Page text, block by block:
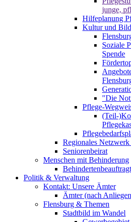
junge,
Hilfeplanung
Kultur und
Soziale
Spende
"Die
Pflege-
(Teil-
Regionales
Seniorenbeirat
Menschen mit Behinderung
Politik & Verwaltung
Kontakt: Unsere Ämter
Ämter (nach
Flensburg & Themen
Stadtbild im Wandel